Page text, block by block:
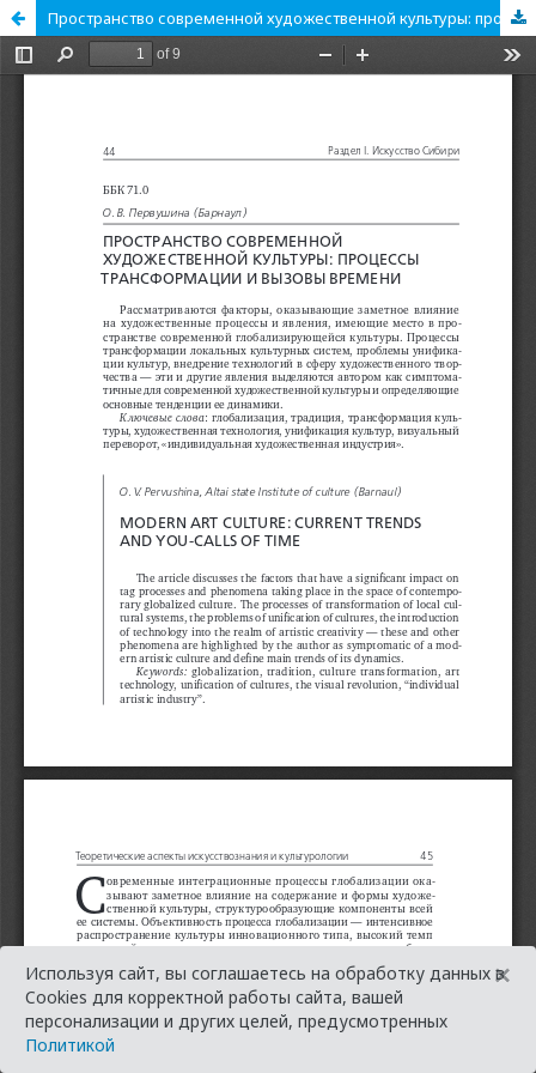
Пространство современной художественной культуры: процессы трансформации и вызовы времени
Используя сайт, вы соглашаетесь на обработку данных в
Cookies для корректной работы сайта, вашей
персонализации и других целей, предусмотренных
Политикой
×